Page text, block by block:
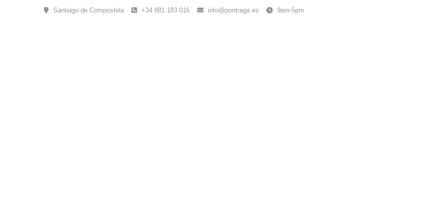
Santiago de Compostela +34 881 183 016 info@pontraga.es 9am-5pm